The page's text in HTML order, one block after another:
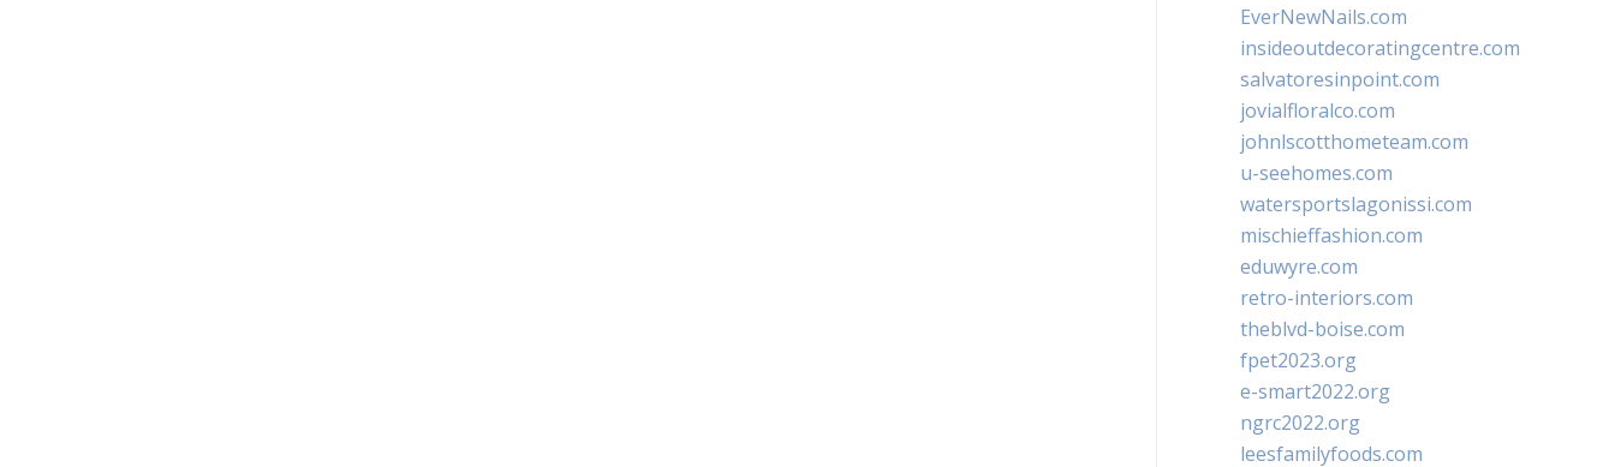
EverNewNails.com
insideoutdecoratingcentre.com
salvatoresinpoint.com
jovialfloralco.com
johnlscotthometeam.com
u-seehomes.com
watersportslagonissi.com
mischieffashion.com
eduwyre.com
retro-interiors.com
theblvd-boise.com
fpet2023.org
e-smart2022.org
ngrc2022.org
leesfamilyfoods.com